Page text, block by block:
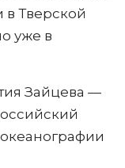
в Тверской
уже в
Зайцева —